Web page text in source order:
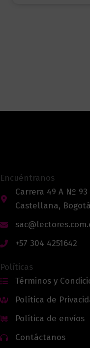
Encuéntranos
Carrera 49 A Nº
Castellana,
+57 304 4251642
Políticas
Términos y
Política de
Política de envíos
Contáctanos